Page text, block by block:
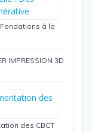
à la
IMPRESSION 3D
des CBCT